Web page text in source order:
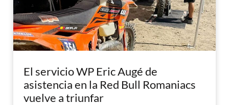
El servicio WP Eric Augé de
asistencia en la Red Bull Romaniacs
vuelve a triunfar